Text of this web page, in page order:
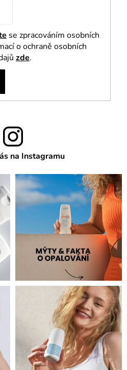
se zpracováním osobních
o ochraně osobních
zde.
na Instagramu